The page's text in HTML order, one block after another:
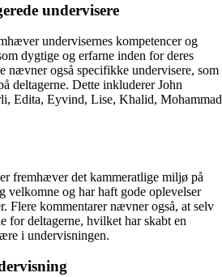
undervisere
undervisernes kompetencer og
dygtige og erfarne inden for deres
nævner også specifikke undervisere, som
deltagerne. Dette inkluderer John
Edita, Eyvind, Lise, Khalid, Mohammad
fremhæver det kammeratlige miljø på
velkomne og har haft gode oplevelser
Flere kommentarer nævner også, at selv
for deltagerne, hvilket har skabt en
i undervisningen.